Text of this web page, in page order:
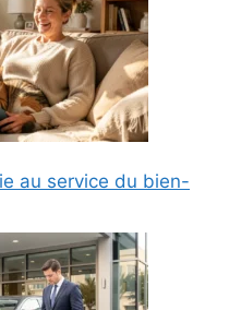
au service du bien-